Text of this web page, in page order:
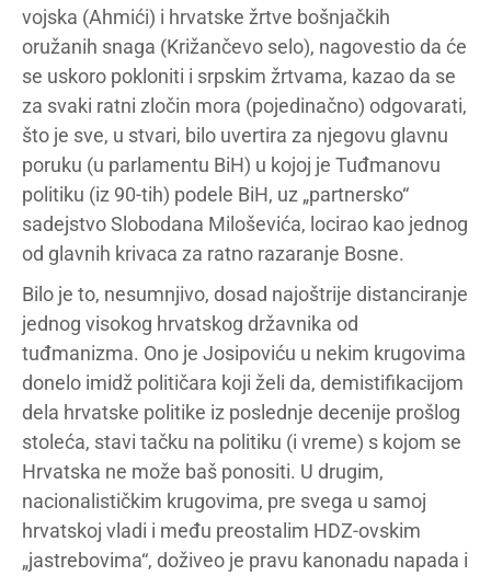
vojska (Ahmići) i hrvatske žrtve bošnjačkih
oružanih snaga (Križančevo selo), nagovestio da će
se uskoro pokloniti i srpskim žrtvama, kazao da se
za svaki ratni zločin mora (pojedinačno) odgovarati,
što je sve, u stvari, bilo uvertira za njegovu glavnu
poruku (u parlamentu BiH) u kojoj je Tuđmanovu
politiku (iz 90-tih) podele BiH, uz „partnersko“
sadejstvo Slobodana Miloševića, locirao kao jednog
od glavnih krivaca za ratno razaranje Bosne.
Bilo je to, nesumnjivo, dosad najoštrije distanciranje
jednog visokog hrvatskog državnika od
tuđmanizma. Ono je Josipoviću u nekim krugovima
donelo imidž političara koji želi da, demistifikacijom
dela hrvatske politike iz poslednje decenije prošlog
stoleća, stavi tačku na politiku (i vreme) s kojom se
Hrvatska ne može baš ponositi. U drugim,
nacionalističkim krugovima, pre svega u samoj
hrvatskoj vladi i među preostalim HDZ-ovskim
„jastrebovima“, doživeo je pravu kanonadu napada i